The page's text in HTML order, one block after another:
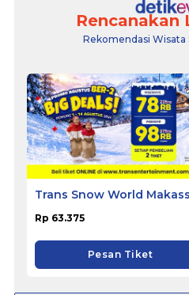
Rencanakan
Rekomendasi Wisata
Trans Snow World
Rp 63.375
Pesan Tiket